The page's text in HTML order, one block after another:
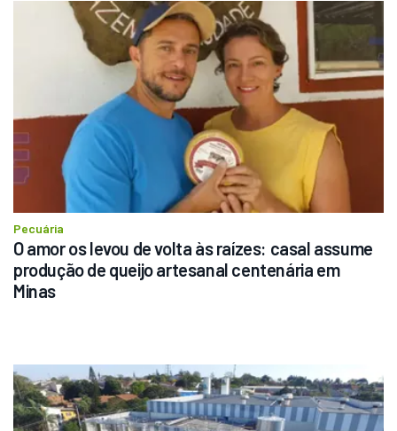
Pecuária
O amor os levou de volta às raízes: casal assume
produção de queijo artesanal centenária em
Minas